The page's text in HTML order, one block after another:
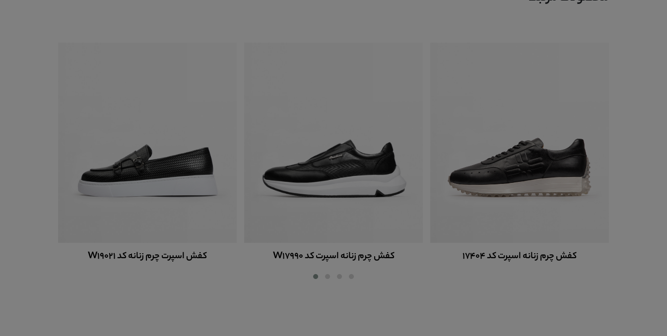
کفش چرم زنانه اسپرت کد 17404 کفش چرم زنانه اسپرت کد W17990 کفش اسپرت چرم زنانه کد W19021